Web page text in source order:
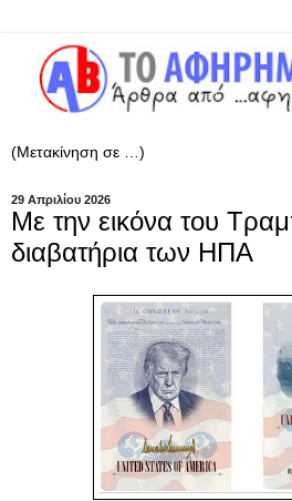
29 Απριλίου 2026
Με την εικόνα του
διαβατήρια των ΗΠΑ